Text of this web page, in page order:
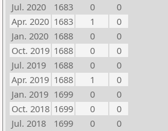
Jul. 2020
1683 0
0
Apr. 2020 1683 1
0
Jan. 2020 1688 0
0
Oct. 2019 1688 0
0
Jul. 2019
1688 0
0
Apr. 2019 1688 1
0
Jan. 2019 1699 0
0
Oct. 2018 1699 0
0
Jul. 2018
1699 0
0